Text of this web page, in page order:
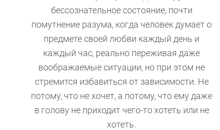
бессознательное состояние, почти
помутнение разума, когда человек думает о
предмете своей любви каждый день и
каждый час, реально переживая даже
воображаемые ситуации, но при этом не
стремится избавиться от зависимости. Не
потому, что не хочет, а потому, что ему даже
в голову не приходит чего-то хотеть или не
хотеть.